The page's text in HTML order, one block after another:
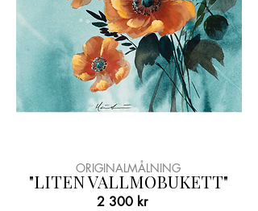
"LITEN VALLMOBUKETT"
ORIGINALMÅLNING
2 300 kr